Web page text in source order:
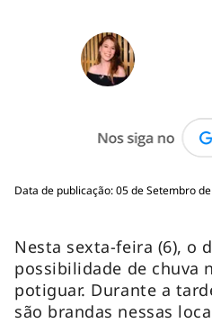
Data de publicação: 05 de Setembro
Nesta sexta-feira (6), o
possibilidade de chuva
potiguar. Durante a
são brandas nessas